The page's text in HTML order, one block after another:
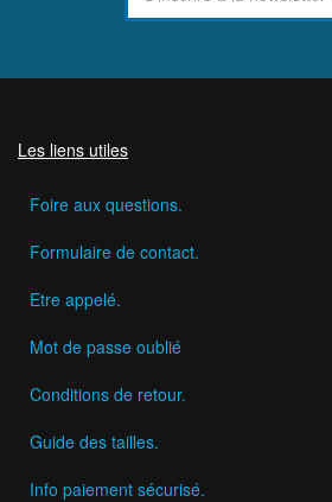
Les liens utiles
Foire aux questions.
Formulaire de contact.
Etre appelé.
Mot de passe oublié
Conditions de retour.
Guide des tailles.
Info paiement sécurisé.